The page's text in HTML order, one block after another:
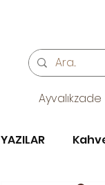
Ayvalıkzade
YAZILAR